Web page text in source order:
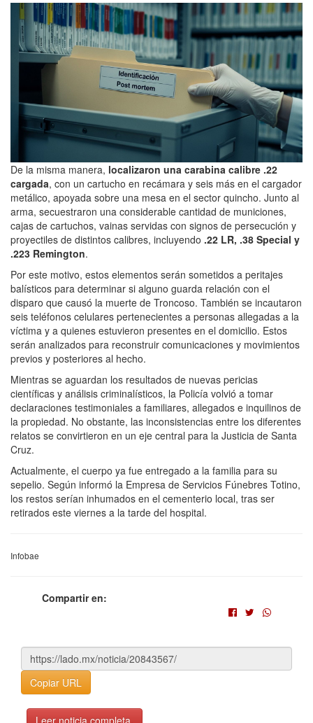
De la misma manera, localizaron una carabina calibre .22
cargada, con un cartucho en recámara y seis más en el cargador
metálico, apoyada sobre una mesa en el sector quincho. Junto al
arma, secuestraron una considerable cantidad de municiones,
cajas de cartuchos, vainas servidas con signos de persecución y
proyectiles de distintos calibres, incluyendo .22 LR, .38 Special y
.223 Remington.
Por este motivo, estos elementos serán sometidos a peritajes
balísticos para determinar si alguno guarda relación con el
disparo que causó la muerte de Troncoso. También se incautaron
seis teléfonos celulares pertenecientes a personas allegadas a la
víctima y a quienes estuvieron presentes en el domicilio. Estos
serán analizados para reconstruir comunicaciones y movimientos
previos y posteriores al hecho.
Mientras se aguardan los resultados de nuevas pericias
científicas y análisis criminalísticos, la Policía volvió a tomar
declaraciones testimoniales a familiares, allegados e inquilinos de
la propiedad. No obstante, las inconsistencias entre los diferentes
relatos se convirtieron en un eje central para la Justicia de Santa
Cruz.
Actualmente, el cuerpo ya fue entregado a la familia para su
sepelio. Según informó la Empresa de Servicios Fúnebres Totino,
los restos serían inhumados en el cementerio local, tras ser
retirados este viernes a la tarde del hospital.
Infobae
Compartir en:
Copiar URL
Leer noticia completa.